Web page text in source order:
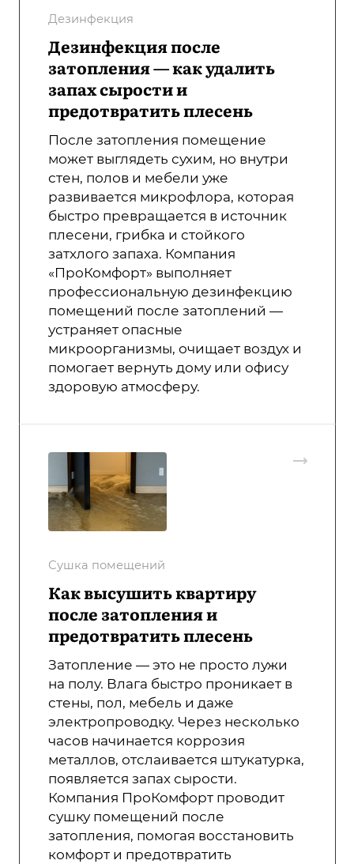
Дезинфекция
Дезинфекция после
затопления — как удалить
запах сырости и
предотвратить плесень
После затопления помещение
может выглядеть сухим, но внутри
стен, полов и мебели уже
развивается микрофлора, которая
быстро превращается в источник
плесени, грибка и стойкого
затхлого запаха. Компания
«ПроКомфорт» выполняет
профессиональную дезинфекцию
помещений после затоплений —
устраняет опасные
микроорганизмы, очищает воздух и
помогает вернуть дому или офису
здоровую атмосферу.
Сушка помещений
Как высушить квартиру
после затопления и
предотвратить плесень
Затопление — это не просто лужи
на полу. Влага быстро проникает в
стены, пол, мебель и даже
электропроводку. Через несколько
часов начинается коррозия
металлов, отслаивается штукатурка,
появляется запах сырости.
Компания ПроКомфорт проводит
сушку помещений после
затопления, помогая восстановить
комфорт и предотвратить